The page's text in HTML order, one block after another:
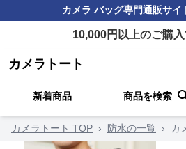
カメラ バッグ専門通販サイ
10,000円以上のご購
カメラトート
新着商品 商品を検索
カメラトート TOP › 防水の一覧 › カ